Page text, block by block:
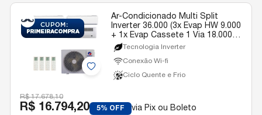
Ar-Condicionado Multi Split
Inverter 36.000 (3x Evap HW 9.000
+ 1x Evap Cassete 1 Via 18.000)
Gree Quente/Frio R-32 220v
Tecnologia Inverter
Conexão Wi-fi
Ciclo Quente e Frio
R$ 17.678,10
R$ 16.794,20 5% OFF via Pix ou Boleto